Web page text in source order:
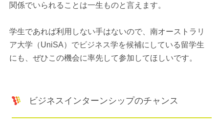
関係でいられることは一生ものと言えます。
学生であれば利用しない手はないので、南オーストラリ
ア大学（UniSA）でビジネス学を候補にしている留学生
にも、ぜひこの機会に率先して参加してほしいです。
ビジネスインターンシップのチャンス